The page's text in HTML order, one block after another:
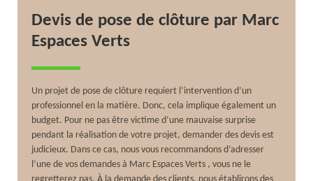
Devis de pose de clôture par Marc
Espaces Verts
Un projet de pose de clôture requiert l’intervention d’un
professionnel en la matière. Donc, cela implique également un
budget. Pour ne pas être victime d’une mauvaise surprise
pendant la réalisation de votre projet, demander des devis est
judicieux. Dans ce cas, nous vous recommandons d’adresser
l’une de vos demandes à Marc Espaces Verts , vous ne le